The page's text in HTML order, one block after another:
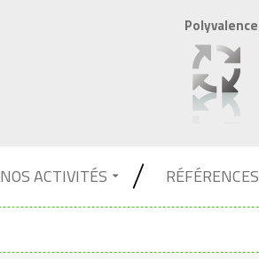
Polyvalence
NOS ACTIVITÉS RÉFÉRENCES